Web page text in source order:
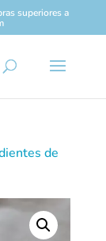
superiores a
de